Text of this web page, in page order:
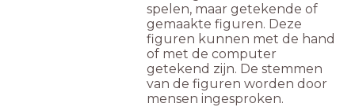
spelen, maar getekende of
gemaakte figuren. Deze
figuren kunnen met de hand
of met de computer
getekend zijn. De stemmen
van de figuren worden door
mensen ingesproken.